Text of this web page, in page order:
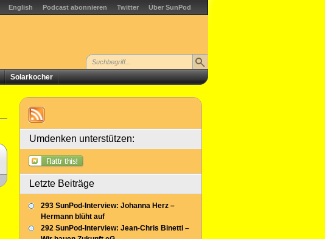
English Podcast abonnieren Twitter Über SunPod
Solarkocher
Umdenken unterstützen:
Letzte Beiträge
293 SunPod-Interview: Johanna Herz –
Hermann blüht auf
292 SunPod-Interview: Jean-Chris Binetti –